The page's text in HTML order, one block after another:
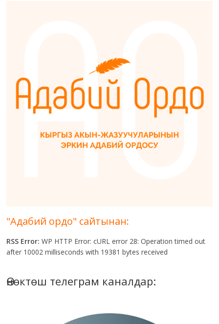
"Адабий ордо" сайтынан:
RSS Error: WP HTTP Error: cURL error 28: Operation timed out
after 10002 milliseconds with 19381 bytes received
Өнөктөш телеграм каналдар: